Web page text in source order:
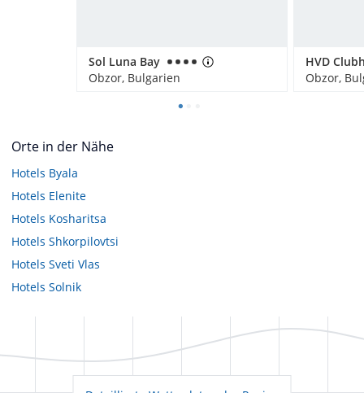
Sol Luna Bay
Obzor, Bulgarien
Obzor,
Orte in der Nähe
Hotels Byala
Hotels Elenite
Hotels Kosharitsa
Hotels Shkorpilovtsi
Hotels Sveti Vlas
Hotels Solnik